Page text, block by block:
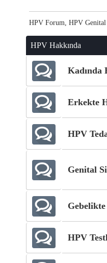
HPV Forum, HPV Genital
HPV Hakkında
Kadında
Erkekte
HPV
Genital
HPV